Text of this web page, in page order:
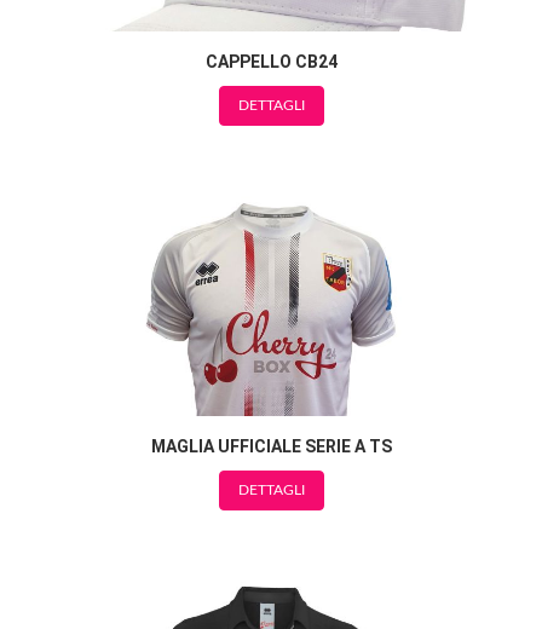
CAPPELLO CB24
DETTAGLI
MAGLIA UFFICIALE SERIE A TS
DETTAGLI